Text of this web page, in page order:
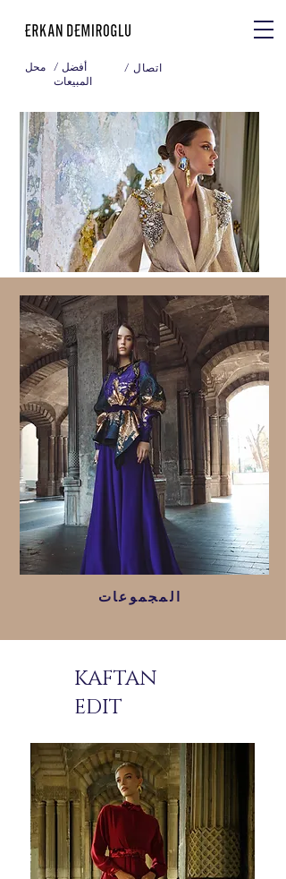
محل / أفضل
المبيعات
/ اتصال
المجموعات
KAFTAN
EDIT